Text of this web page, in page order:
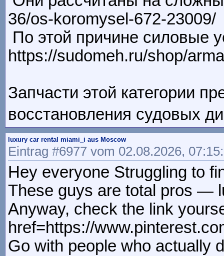
36/os-koromysel-672-23009/
По этой причине силовые
https://sudomeh.ru/shop/
Запчасти этой категории
восстановления судовых
luxury car rental miami_i aus Moscow
Eintrag #6977 vom 02.08.2026,
Hey everyone Struggling to
These guys are total pros —
Anyway, check the link
href=https://
Go with people who actually